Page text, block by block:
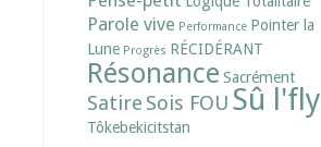
Parole vive Performance Pointer la
Lune Progrès RÉCIDÉRANT
Résonance Sacrément
Satire Sois FOU Sû l'fly
Tôkebekicitstan